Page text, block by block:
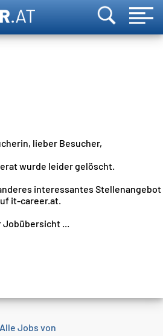
lieber Besucher,
wurde leider gelöscht.
interessantes Stellenangebot
it-career.at.
Jobübersicht ...
Alle Jobs von